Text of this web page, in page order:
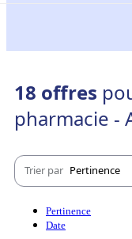
18 offres
pharmacie -
Trier par Pertinence
Pertinence
Date